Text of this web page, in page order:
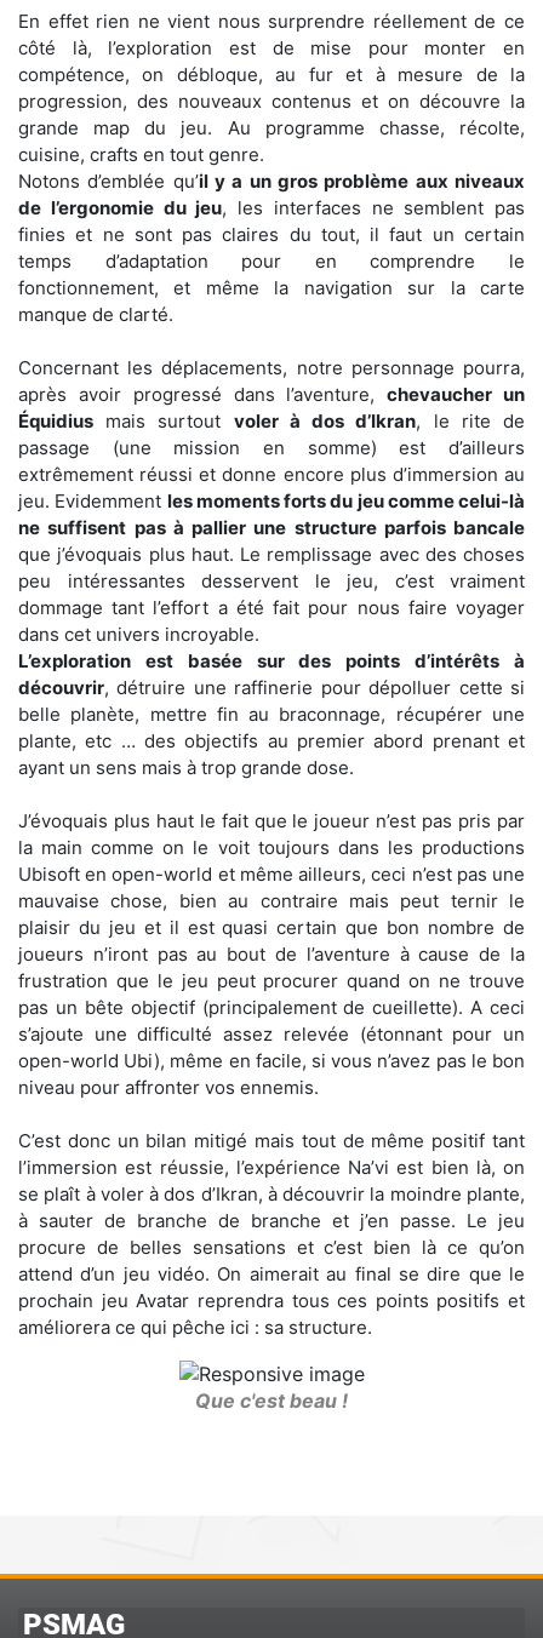
En effet rien ne vient nous surprendre réellement de ce
côté là, l’exploration est de mise pour monter en
compétence, on débloque, au fur et à mesure de la
progression, des nouveaux contenus et on découvre la
grande map du jeu. Au programme chasse, récolte,
cuisine, crafts en tout genre.
Notons d’emblée qu’il y a un gros problème aux niveaux
de l’ergonomie du jeu, les interfaces ne semblent pas
finies et ne sont pas claires du tout, il faut un certain
temps d’adaptation pour en comprendre le
fonctionnement, et même la navigation sur la carte
manque de clarté.
Concernant les déplacements, notre personnage pourra,
après avoir progressé dans l’aventure,chevaucher un
Équidius mais surtout voler à dos d’Ikran, le rite de
passage (une mission en somme) est d’ailleurs
extrêmement réussi et donne encore plus d’immersion au
jeu. Evidemment les moments forts du jeu comme celui-là
ne suffisent pas à pallier une structure parfois bancale
que j’évoquais plus haut. Le remplissage avec des choses
peu intéressantes desservent le jeu, c’est vraiment
dommage tant l’effort a été fait pour nous faire voyager
dans cet univers incroyable.
L’exploration est basée sur des points d’intérêts à
découvrir, détruire une raffinerie pour dépolluer cette si
belle planète, mettre fin au braconnage, récupérer une
plante, etc … des objectifs au premier abord prenant et
ayant un sens mais à trop grande dose.
J’évoquais plus haut le fait que le joueur n’est pas pris par
la main comme on le voit toujours dans les productions
Ubisoft en open-world et même ailleurs, ceci n’est pas une
mauvaise chose, bien au contraire mais peut ternir le
plaisir du jeu et il est quasi certain que bon nombre de
joueurs n’iront pas au bout de l’aventure à cause de la
frustration que le jeu peut procurer quand on ne trouve
pas un bête objectif (principalement de cueillette). A ceci
s’ajoute une difficulté assez relevée (étonnant pour un
open-world Ubi), même en facile, si vous n’avez pas le bon
niveau pour affronter vos ennemis.
C’est donc un bilan mitigé mais tout de même positif tant
l’immersion est réussie, l’expérience Na’vi est bien là, on
se plaît à voler à dos d’Ikran, à découvrir la moindre plante,
à sauter de branche de branche et j’en passe. Le jeu
procure de belles sensations et c’est bien là ce qu’on
attend d’un jeu vidéo. On aimerait au final se dire que le
prochain jeu Avatar reprendra tous ces points positifs et
améliorera ce qui pêche ici : sa structure.
Que c'est beau !
PSMAG